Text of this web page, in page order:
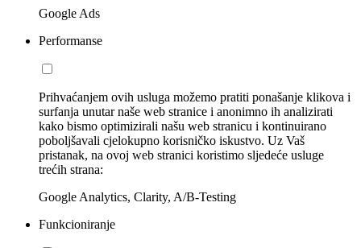
Google Ads
Performanse
Prihvaćanjem ovih usluga možemo pratiti ponašanje klikova i
surfanja unutar naše web stranice i anonimno ih analizirati
kako bismo optimizirali našu web stranicu i kontinuirano
poboljšavali cjelokupno korisničko iskustvo. Uz Vaš
pristanak, na ovoj web stranici koristimo sljedeće usluge
trećih strana:
Google Analytics, Clarity, A/B-Testing
Funkcioniranje